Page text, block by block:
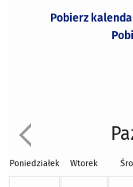
Pobierz
Poniedziałek Wtorek